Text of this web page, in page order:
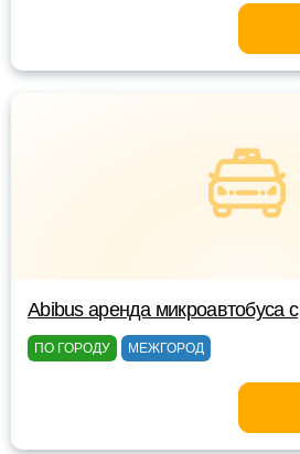
Abibus аренда микроавтобуса с
ПО ГОРОДУ МЕЖГОРОД